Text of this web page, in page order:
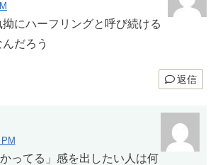
にハーフリングと呼び続ける
だろう
返信
かってる」感を出したい人は何